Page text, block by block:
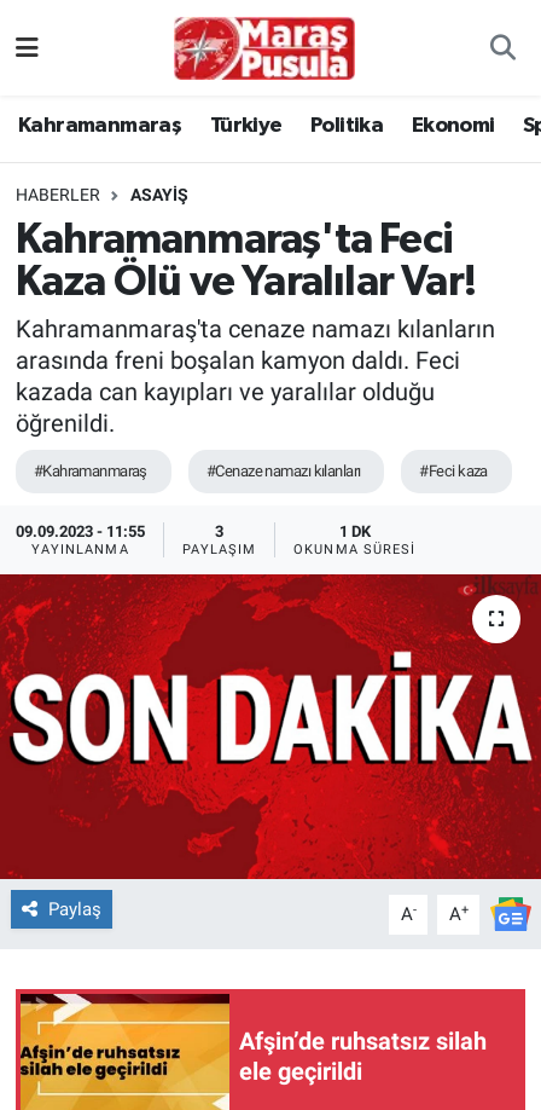
Kahramanmaraş Türkiye Politika Ekonomi
HABERLER ASAYİŞ
Kahramanmaraş'ta Feci
Kaza Ölü ve Yaralılar Var!
Kahramanmaraş'ta cenaze namazı kılanların
arasında freni boşalan kamyon daldı. Feci
kazada can kayıpları ve yaralılar olduğu
öğrenildi.
#Kahramanmaraş #Cenaze namazı kılanları #Feci kaza
09.09.2023 - 11:55
YAYINLANMA
3
PAYLAŞIM
1 DK
OKUNMA SÜRESI
Paylaş A- A+
Afşin’de ruhsatsız silah
ele geçirildi
Politika
Ekonomi
Spor
Kültür Sanat
Sağlık
TEKNOLOJİ
Dünya
İlçeler
MAGAZİN
Bilim, Teknoloji
ASAYİŞ
HABERDE İNSAN
EĞİTİM
İstanbul Trafik Yoğunluk Haritası
Süper Lig Puan Durumu ve Fikstür
Tüm Manşetler
Son Dakika Haberleri
Haber Arşivi